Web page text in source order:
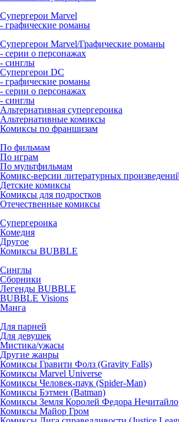
Супергерои Marvel
- графические романы
Супергерои Marvel/Графические романы
- серии о персонажах
- синглы
Супергерои DC
- графические романы
- серии о персонажах
- синглы
Альтернативная супергероика
Альтернативные комиксы
Комиксы по франшизам
По фильмам
По играм
По мультфильмам
Комикс-версии литературных
Детские комиксы
Комиксы для подростков
Отечественные комиксы
Супергероика
Комедия
Другое
Комиксы BUBBLE
Синглы
Сборники
Легенды BUBBLE
BUBBLE Visions
Манга
Для парней
Для девушек
Мистика/ужасы
Другие жанры
Комиксы Гравити Фолз (Gravity Falls)
Комиксы Marvel Universe
Комиксы Человек-паук (Spider-Man)
Комиксы Бэтмен (Batman)
Комиксы Земля Королей Федора Нечитайло
Комиксы Майор Гром